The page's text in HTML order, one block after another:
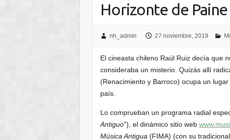
Horizonte de Paine
nh_admin 27 noviembre, 2019
El cineasta chileno Raúl Ruiz decía que
consideraba un misterio. Quizás allí
(Renacimiento y Barroco) ocupa un
país.
Lo comprueban un programa radial
Antiguo”), el dinámico sitio web
Música Antigua (FIMA) (con su